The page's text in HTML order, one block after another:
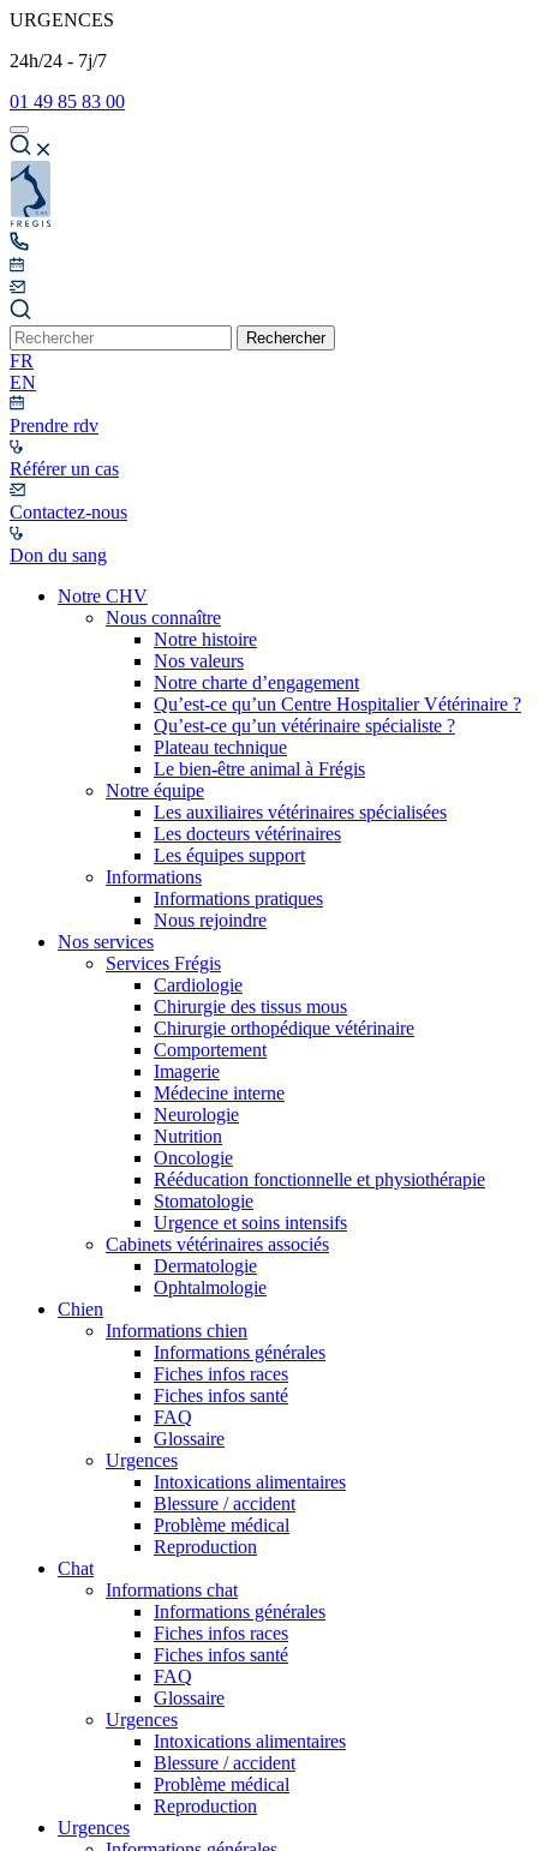
URGENCES
24h/24 - 7j/7
01 49 85 83 00
Rechercher
FR
EN
Prendre rdv
Référer un cas
Contactez-nous
Don du sang
Notre CHV
Nous connaître
Notre histoire
Nos valeurs
Notre charte d’engagement
Qu’est-ce qu’un Centre Hospitalier Vétérinaire ?
Qu’est-ce qu’un vétérinaire spécialiste ?
Plateau technique
Le bien-être animal à Frégis
Notre équipe
Les auxiliaires vétérinaires spécialisées
Les docteurs vétérinaires
Les équipes support
Informations
Informations pratiques
Nous rejoindre
Nos services
Services Frégis
Cardiologie
Chirurgie des tissus mous
Chirurgie orthopédique vétérinaire
Comportement
Imagerie
Médecine interne
Neurologie
Nutrition
Oncologie
Rééducation fonctionnelle et physiothérapie
Stomatologie
Urgence et soins intensifs
Cabinets vétérinaires associés
Dermatologie
Ophtalmologie
Chien
Informations chien
Informations générales
Fiches infos races
Fiches infos santé
FAQ
Glossaire
Urgences
Intoxications alimentaires
Blessure / accident
Problème médical
Reproduction
Chat
Informations chat
Informations générales
Fiches infos races
Fiches infos santé
FAQ
Glossaire
Urgences
Intoxications alimentaires
Blessure / accident
Problème médical
Reproduction
Urgences